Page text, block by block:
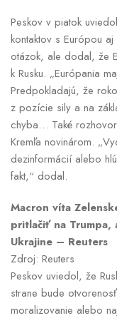
Peskov v piatok
kontaktov s Európou
otázok, ale dodal, že
k Rusku. „Európania
Predpokladajú, že
z pozície sily a na
chyba… Také
Kremľa novinárom.
dezinformácií alebo
fakt,“ dodal.
Macron víta
pritlačiť na
Ukrajine – Reuters
Zdroj: Reuters
Peskov uviedol, že
strane bude
moralizovanie alebo